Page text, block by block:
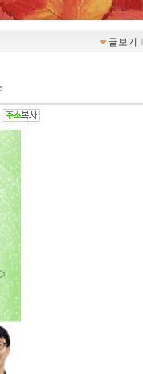
글보기 ｌ